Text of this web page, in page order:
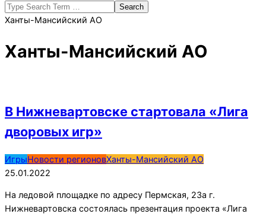
Search
Ханты-Мансийский АО
Ханты-Мансийский АО
В Нижневартовске стартовала «Лига
дворовых игр»
2022-
01-
ИгрыНовости регионовХанты-Мансийский АО
25.01.2022
На ледовой площадке по адресу Пермская, 23а г.
Нижневартовска состоялась презентация проекта «Лига